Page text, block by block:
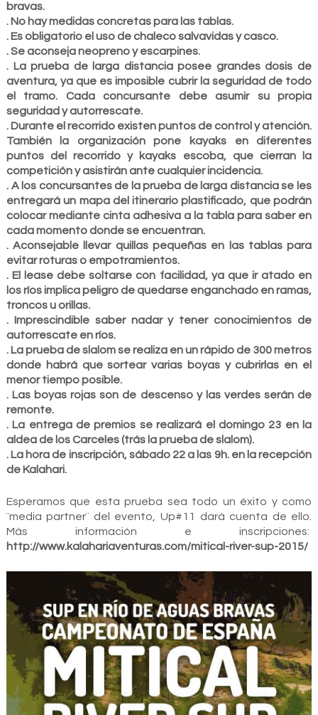
bravas.
. No hay medidas concretas para las tablas.
. Es obligatorio el uso de chaleco salvavidas y casco.
. Se aconseja neopreno y escarpines.
. La prueba de larga distancia posee grandes dosis de
aventura, ya que es imposible cubrir la seguridad de todo
el tramo. Cada concursante debe asumir su propia
seguridad y autorrescate.
. Durante el recorrido existen puntos de control y atención.
También la organización pone kayaks en diferentes
puntos del recorrido y kayaks escoba, que cierran la
competición y asistirán ante cualquier incidencia.
. A los concursantes de la prueba de larga distancia se les
entregará un mapa del itinerario plastificado, que podrán
colocar mediante cinta adhesiva a la tabla para saber en
cada momento donde se encuentran.
. Aconsejable llevar quillas pequeñas en las tablas para
evitar roturas o empotramientos.
. El lease debe soltarse con facilidad, ya que ir atado en
los ríos implica peligro de quedarse enganchado en ramas,
troncos u orillas.
. Imprescindible saber nadar y tener conocimientos de
autorrescate en ríos.
. La prueba de slalom se realiza en un rápido de 300 metros
donde habrá que sortear varias boyas y cubrirlas en el
menor tiempo posible.
. Las boyas rojas son de descenso y las verdes serán de
remonte.
. La entrega de premios se realizará el domingo 23 en la
aldea de los Carceles (trás la prueba de slalom).
. La hora de inscripción, sábado 22 a las 9h. en la recepción
de Kalahari.
Esperamos que esta prueba sea todo un éxito y como
¨media partner¨ del evento, Up#11 dará cuenta de ello.
Más información e inscripciones:
http://www.kalahariaventuras.com/mitical-river-sup-2015/